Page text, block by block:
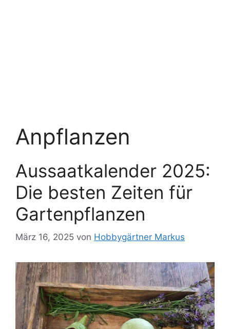
Anpflanzen
Aussaatkalender 2025:
Die besten Zeiten für
Gartenpflanzen
März 16, 2025 von Hobbygärtner Markus